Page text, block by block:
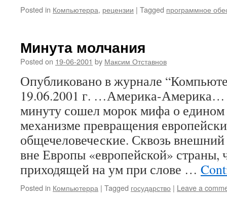
Posted in Компьютерра, рецензии | Tagged программное
Минута молчания
Posted on 19-06-2001 by Максим Отставнов
Опубликовано в журнале
19.06.2001 г. …Америка-Америка…
минуту сошел морок мифа о едином
механизме превращения
общечеловеческие. Сквозь
вне Европы «европейской» страны,
приходящей на ум при слове …
Posted in Компьютерра | Tagged государство | Leave a